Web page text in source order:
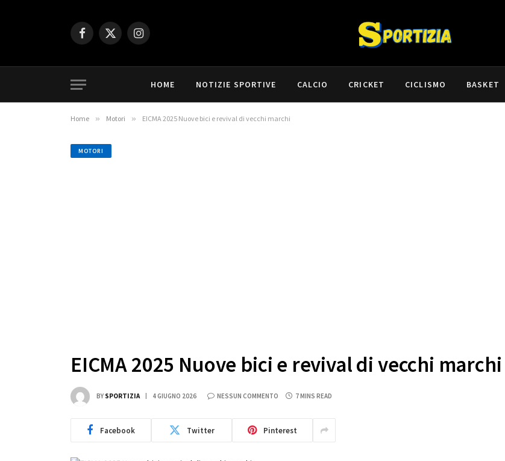
Facebook
X
Instagram
HOME NOTIZIE SPORTIVE CALCIO CRICKET CICLISMO BASKET
Home » Motori » EICMA 2025 Nuove bici e revival di vecchi marchi
MOTORI
EICMA 2025 Nuove bici e revival di vecchi marchi
BY SPORTIZIA 4 GIUGNO 2026 NESSUN COMMENTO 7 MINS READ
Facebook Twitter Pinterest